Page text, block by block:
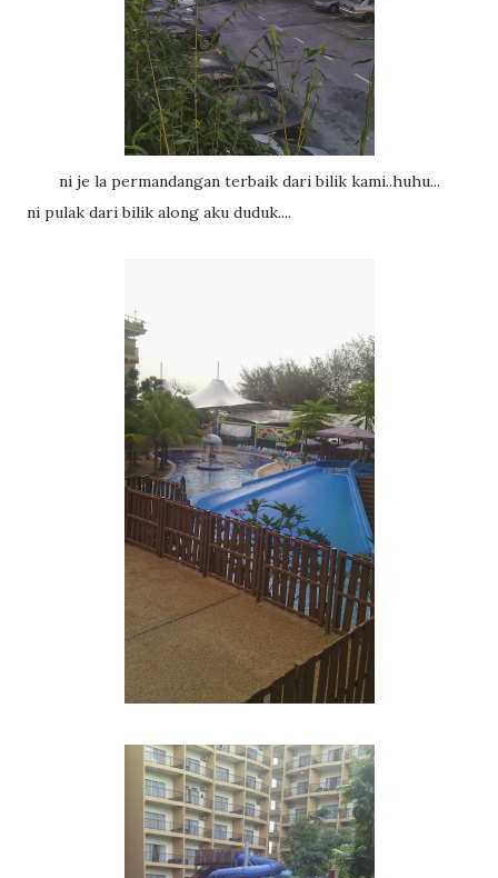
ni je la permandangan terbaik dari bilik kami..huhu...
ni pulak dari bilik along aku duduk....